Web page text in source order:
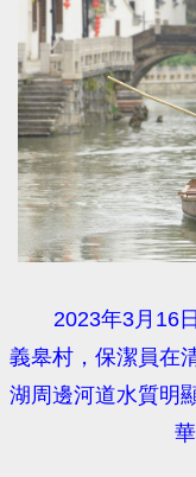
2023年3月16
義皋村，保潔員在
湖周邊河道水質明